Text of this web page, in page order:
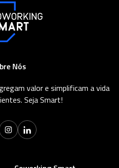
Nós
valor e simplificam a vida
Seja Smart!